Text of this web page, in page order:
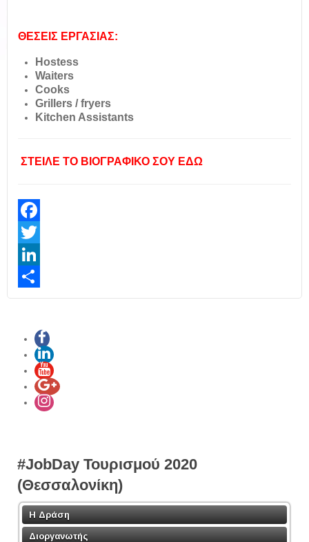
ΘΕΣΕΙΣ ΕΡΓΑΣΙΑΣ:
Hostess
Waiters
Cooks
Grillers / fryers
Kitchen Assistants
ΣΤΕΙΛΕ ΤΟ ΒΙΟΓΡΑΦΙΚΟ ΣΟΥ ΕΔΩ
Facebook
Twitter
LinkedIn
Share
#JobDay Τουρισμού 2020
(Θεσσαλονίκη)
Η Δράση
Διοργανωτής